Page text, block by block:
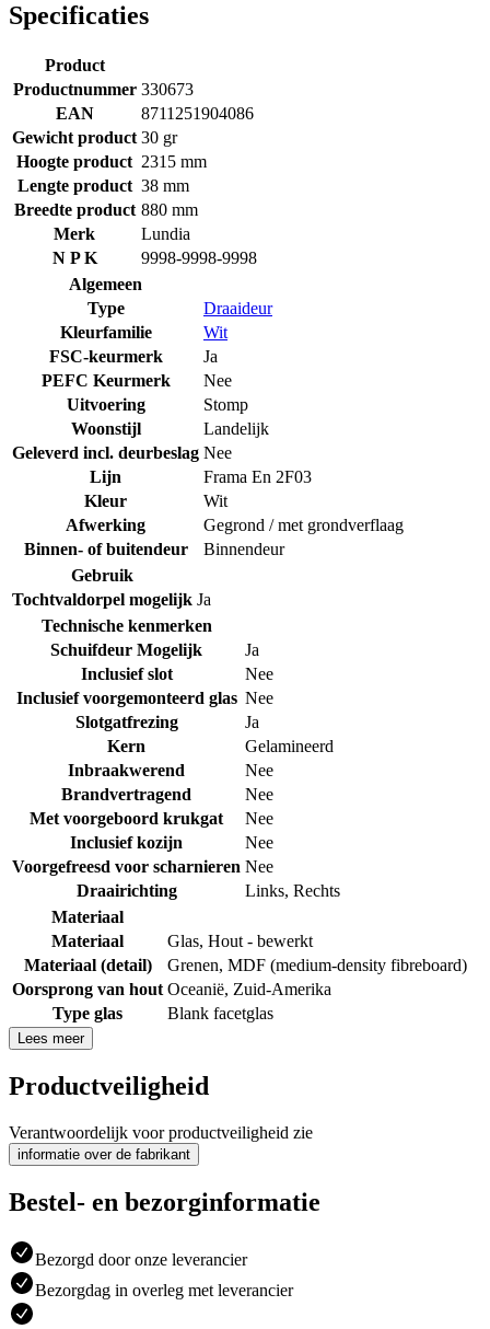
Specificaties
Product
Productnummer 330673
EAN
8711251904086
Gewicht product 30 gr
Hoogte product 2315 mm
Lengte product 38 mm
Breedte product 880 mm
Merk
Lundia
N P K
9998-9998-9998
Algemeen
Type
Draaideur
Kleurfamilie
Wit
FSC-keurmerk
Ja
PEFC Keurmerk
Nee
Uitvoering
Stomp
Woonstijl
Landelijk
Geleverd incl. deurbeslag Nee
Lijn
Frama En 2F03
Kleur
Wit
Afwerking
Gegrond / met grondverflaag
Binnen- of buitendeur
Binnendeur
Gebruik
Tochtvaldorpel mogelijk Ja
Technische kenmerken
Schuifdeur Mogelijk
Ja
Inclusief slot
Nee
Inclusief voorgemonteerd glas Nee
Slotgatfrezing
Ja
Kern
Gelamineerd
Inbraakwerend
Nee
Brandvertragend
Nee
Met voorgeboord krukgat
Nee
Inclusief kozijn
Nee
Voorgefreesd voor scharnieren Nee
Draairichting
Links, Rechts
Materiaal
Materiaal
Glas, Hout - bewerkt
Materiaal (detail)
Grenen, MDF (medium-density fibreboard)
Oorsprong van hout Oceanië, Zuid-Amerika
Type glas
Blank facetglas
Lees meer
Productveiligheid
Verantwoordelijk voor productveiligheid zie
informatie over de fabrikant
Bestel- en bezorginformatie
Bezorgd door onze leverancier
Bezorgdag in overleg met leverancier